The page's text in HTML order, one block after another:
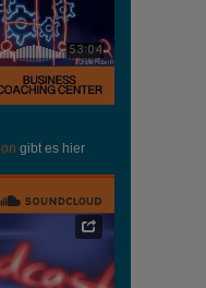
gibt es hier